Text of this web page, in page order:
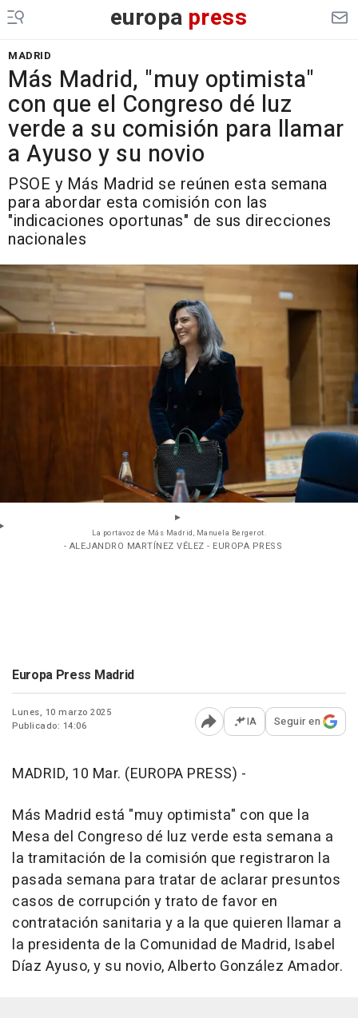
europa press
MADRID
Más Madrid, "muy optimista"
con que el Congreso dé luz
verde a su comisión para llamar
a Ayuso y su novio
PSOE y Más Madrid se reúnen esta semana
para abordar esta comisión con las
"indicaciones oportunas" de sus direcciones
nacionales
La portavoz de Más Madrid, Manuela Bergerot.
- ALEJANDRO MARTÍNEZ VÉLEZ - EUROPA PRESS
Europa Press Madrid
Lunes, 10 marzo 2025
Publicado: 14:06
Abrir opciones para
IA Seguir en
MADRID, 10 Mar. (EUROPA PRESS) -
Más Madrid está "muy optimista" con que la
Mesa del Congreso dé luz verde esta semana a
la tramitación de la comisión que registraron la
pasada semana para tratar de aclarar presuntos
casos de corrupción y trato de favor en
contratación sanitaria y a la que quieren llamar a
la presidenta de la Comunidad de Madrid, Isabel
Díaz Ayuso, y su novio, Alberto González Amador.